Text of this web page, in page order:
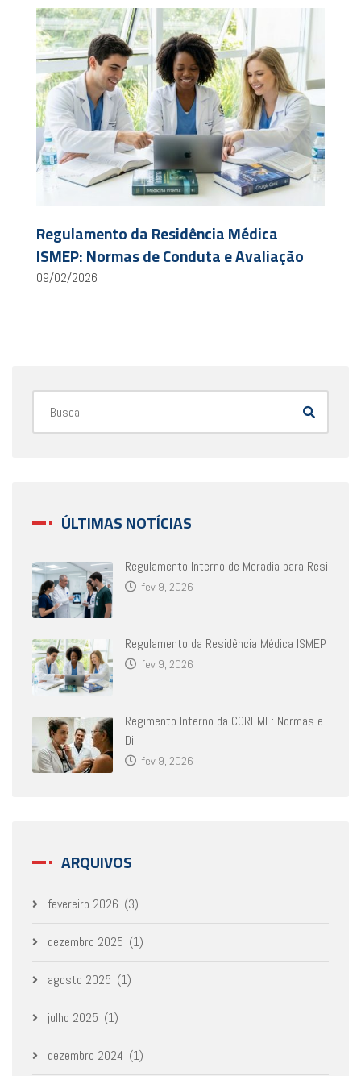
Regulamento da Residência Médica
ISMEP: Normas de Conduta e Avaliação
09/02/2026
ÚLTIMAS NOTÍCIAS
Regulamento Interno de Moradia para Resi
fev 9, 2026
Regulamento da Residência Médica ISMEP
fev 9, 2026
Regimento Interno da COREME: Normas e
Di
fev 9, 2026
ARQUIVOS
fevereiro 2026 (3)
dezembro 2025 (1)
agosto 2025 (1)
julho 2025 (1)
dezembro 2024 (1)